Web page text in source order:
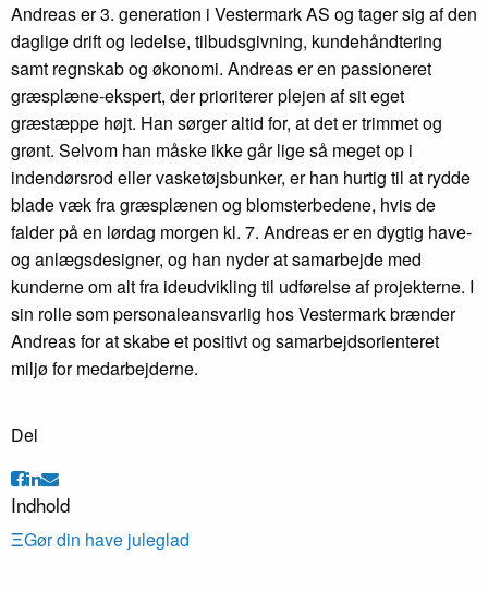
Andreas er 3. generation i Vestermark AS og tager sig af den
daglige drift og ledelse, tilbudsgivning, kundehåndtering
samt regnskab og økonomi. Andreas er en passioneret
græsplæne-ekspert, der prioriterer plejen af sit eget
græstæppe højt. Han sørger altid for, at det er trimmet og
grønt. Selvom han måske ikke går lige så meget op i
indendørsrod eller vasketøjsbunker, er han hurtig til at rydde
blade væk fra græsplænen og blomsterbedene, hvis de
falder på en lørdag morgen kl. 7. Andreas er en dygtig have-
og anlægsdesigner, og han nyder at samarbejde med
kunderne om alt fra ideudvikling til udførelse af projekterne. I
sin rolle som personaleansvarlig hos Vestermark brænder
Andreas for at skabe et positivt og samarbejdsorienteret
miljø for medarbejderne.
Del
Indhold
ΞGør din have juleglad